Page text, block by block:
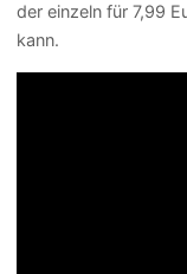
der einzeln für 7,99
kann.